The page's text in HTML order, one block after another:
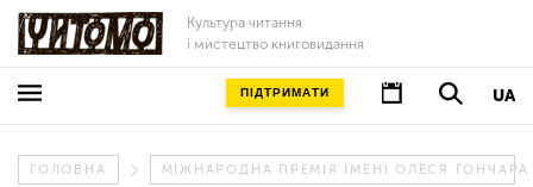
Культура читання
і мистецтво книговидання
UA
ПІДТРИМАТИ
ГОЛОВНА МІЖНАРОДНА ПРЕМІЯ ІМЕНІ ОЛЕСЯ ГОНЧАРА